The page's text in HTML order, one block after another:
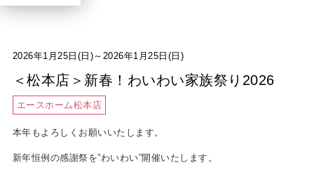
2026年1月25日(日)～2026年1月25日(日)
＜松本店＞新春！わいわい家族祭り2026
エースホーム松本店
本年もよろしくお願いいたします。
新年恒例の感謝祭を”わいわい”開催いたします。